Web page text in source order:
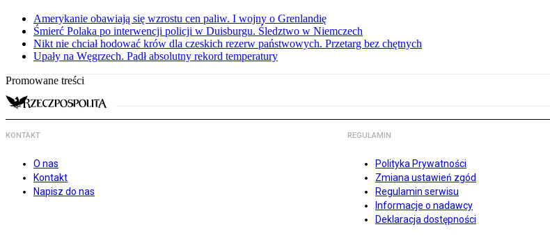
Amerykanie obawiają się wzrostu cen paliw. I wojny o Grenlandię
Śmierć Polaka po interwencji policji w Duisburgu. Śledztwo w Niemczech
Nikt nie chciał hodować krów dla czeskich rezerw państwowych. Przetarg bez chętnych
Upały na Węgrzech. Padł absolutny rekord temperatury
Promowane treści
KONTAKT
O nas
Kontakt
Napisz do nas
REGULAMIN
Polityka Prywatności
Zmiana ustawień zgód
Regulamin serwisu
Informacje o nadawcy
Deklaracja dostępności